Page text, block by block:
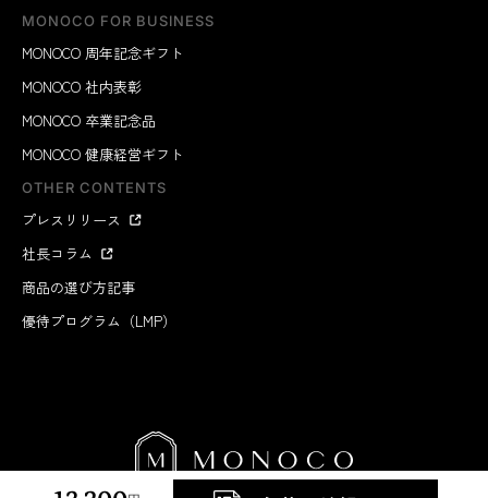
MONOCO FOR BUSINESS
MONOCO 周年記念ギフト
MONOCO 社内表彰
MONOCO 卒業記念品
MONOCO 健康経営ギフト
OTHER CONTENTS
プレスリリース
社長コラム
商品の選び方記事
優待プログラム（LMP）